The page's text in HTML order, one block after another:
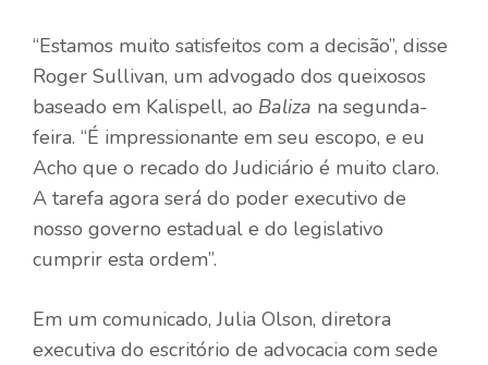
“Estamos muito satisfeitos com a decisão”, disse
Roger Sullivan, um advogado dos queixosos
baseado em Kalispell, ao Baliza na segunda-
feira. “É impressionante em seu escopo, e eu
Acho que o recado do Judiciário é muito claro.
A tarefa agora será do poder executivo de
nosso governo estadual e do legislativo
cumprir esta ordem”.
Em um comunicado, Julia Olson, diretora
executiva do escritório de advocacia com sede